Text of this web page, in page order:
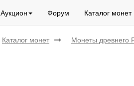
Аукцион Форум Каталог монет
Каталог монет Монеты древнего